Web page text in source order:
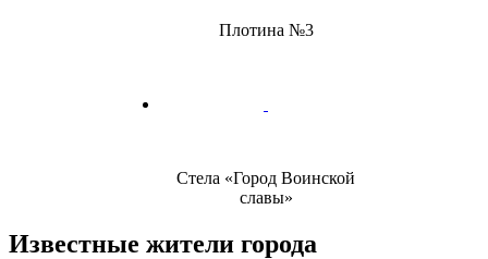
Плотина №3
Стела «Город Воинской
славы»
Известные жители города